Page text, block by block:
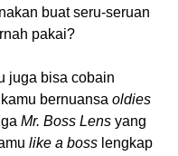
buat seru-seruan
pakai?
bernuansa oldies
Mr. Boss Lens yang
like a boss lengkap